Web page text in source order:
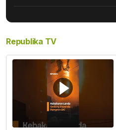
Republika TV